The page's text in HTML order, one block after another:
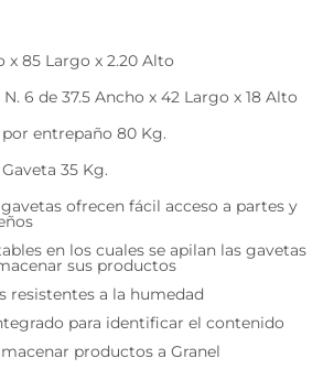
x 85 Largo x 2.20 Alto
6 de 37.5 Ancho x 42 Largo x 18 Alto
entrepaño 80 Kg.
35 Kg.
gavetas ofrecen fácil acceso a partes y
en los cuales se apilan las gavetas
sus productos
resistentes a la humedad
para identificar el contenido
productos a Granel